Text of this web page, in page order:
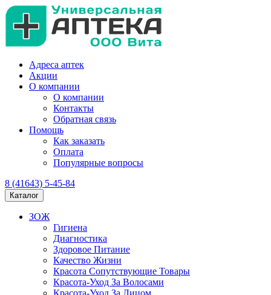
Адреса аптек
Акции
О компании
О компании
Контакты
Обратная связь
Помощь
Как заказать
Оплата
Популярные вопросы
8 (41643) 5-45-84
Каталог
ЗОЖ
Гигиена
Диагностика
Здоровое Питание
Качество Жизни
Красота Сопутствующие Товары
Красота-Уход За Волосами
Красота-Уход За Лицом